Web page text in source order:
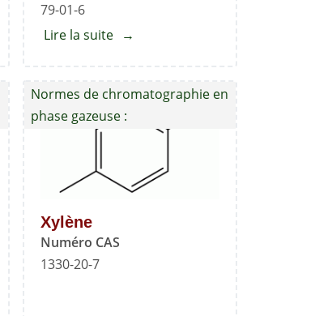
79-01-6
Lire la suiteabout
de
classe
Mélange
Xylène
Numéro CAS
1330-20-7
Normes de chromatographie en
phase gazeuse :